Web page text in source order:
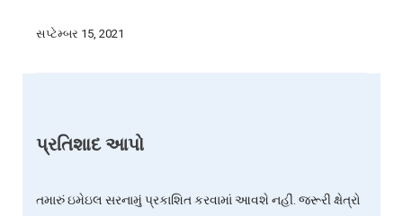
સપ્ટેમ્બર 15, 2021
પ્રતિશાદ આપો
તમારું ઇમેઇલ સરનામું પ્રકાશિત કરવામાં આવશે નહીં. જરૂરી ક્ષેત્રો